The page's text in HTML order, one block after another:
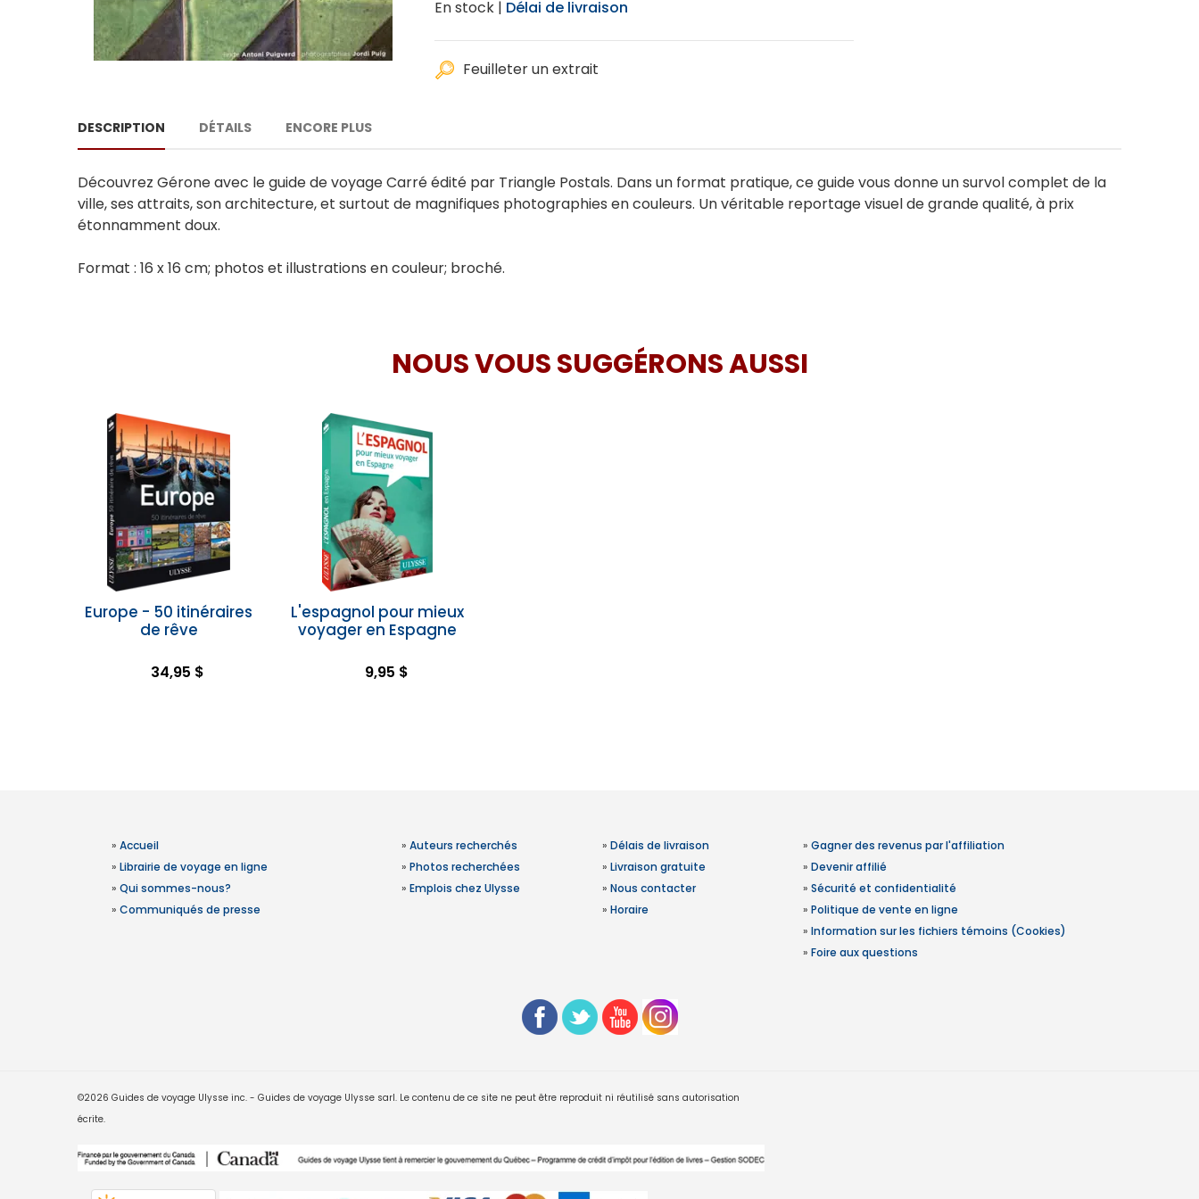
En stock | Délai de livraison
Feuilleter un extrait
DESCRIPTION DÉTAILS ENCORE PLUS
Découvrez Gérone avec le guide de voyage Carré édité par Triangle Postals. Dans un format pratique, ce guide vous donne un survol complet de la
ville, ses attraits, son architecture, et surtout de magnifiques photographies en couleurs. Un véritable reportage visuel de grande qualité, à prix
étonnamment doux.
Format : 16 x 16 cm; photos et illustrations en couleur; broché.
NOUS VOUS SUGGÉRONS AUSSI
Europe - 50 itinéraires
de rêve
34,95 $
L'espagnol pour mieux
voyager en Espagne
9,95 $
» Accueil
» Librairie de voyage en ligne
» Qui sommes-nous?
» Communiqués de presse
» Auteurs recherchés
» Photos recherchées
» Emplois chez Ulysse
» Délais de livraison
» Livraison gratuite
» Nous contacter
» Horaire
» Gagner des revenus par l'affiliation
» Devenir affilié
» Sécurité et confidentialité
» Politique de vente en ligne
» Information sur les fichiers témoins (Cookies)
» Foire aux questions
©2026 Guides de voyage Ulysse inc. - Guides de voyage Ulysse sarl. Le contenu de ce site ne peut être reproduit ni réutilisé sans autorisation
écrite.